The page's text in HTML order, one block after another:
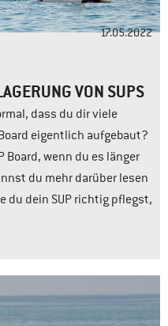
17.05.2022
VON SUPS
dass du dir viele
eigentlich aufgebaut?
Board, wenn du es länger
du mehr darüber lesen
du dein SUP richtig pflegst,